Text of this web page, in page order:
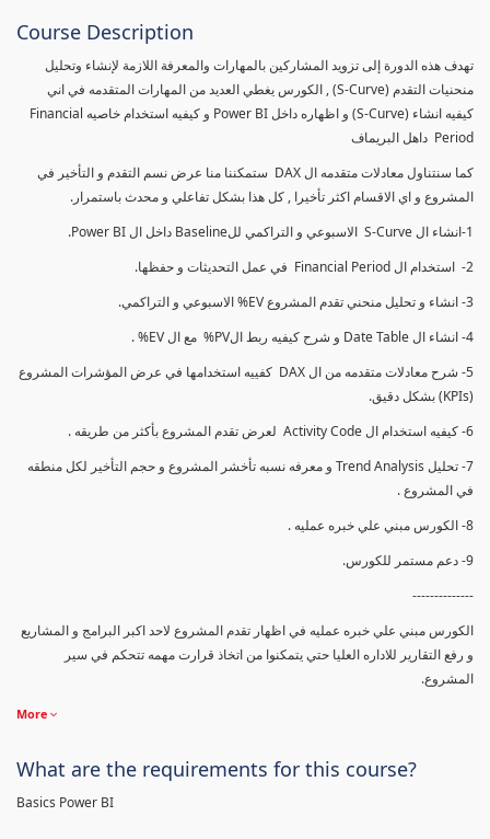
Course Description
تهدف هذه الدورة إلى تزويد المشاركين بالمهارات والمعرفة اللازمة لإنشاء وتحليل
منحنيات التقدم (S-Curve) , الكورس يغطي العديد من المهارات المتقدمه في اني
كيفيه انشاء (S-Curve) و اظهاره داخل Power BI و كيفيه استخدام خاصيه Financial
Period داهل البريماف
كما سنتناول معادلات متقدمه ال DAX ستمكننا منا عرض نسم التقدم و التأخير في
المشروع و اي الاقسام اكثر تأخيرا , كل هذا بشكل تفاعلي و محدث باستمرار.
1-انشاء ال S-Curve الاسبوعي و التراكمي للBaseline داخل ال Power BI.
2- استخدام ال Financial Period في عمل التحديثات و حفظها.
3- انشاء و تحليل منحني تقدم المشروع EV% الاسبوعي و التراكمي.
4- انشاء ال Date Table و شرح كيفيه ربط الPV% مع ال EV% .
5- شرح معادلات متقدمه من ال DAX كفييه استخدامها في عرض المؤشرات المشروع
(KPIs) بشكل دقيق.
6- كيفيه استخدام ال Activity Code لعرض تقدم المشروع بأكثر من طريقه .
7- تحليل Trend Analysis و معرفه نسبه تأخشر المشروع و حجم التأخير لكل منطقه
في المشروع .
8- الكورس مبني علي خبره عمليه .
9- دعم مستمر للكورس.
--------------
الكورس مبني علي خبره عمليه في اظهار تقدم المشروع لاحد اكبر البرامج و المشاريع
و رفع التقارير للاداره العليا حتي يتمكنوا من اتخاذ قرارت مهمه تتحكم في سير
المشروع.
More
What are the requirements for this course?
Basics Power BI